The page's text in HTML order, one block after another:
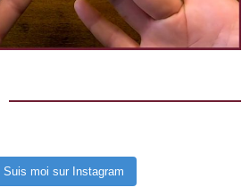
Suis moi sur Instagram